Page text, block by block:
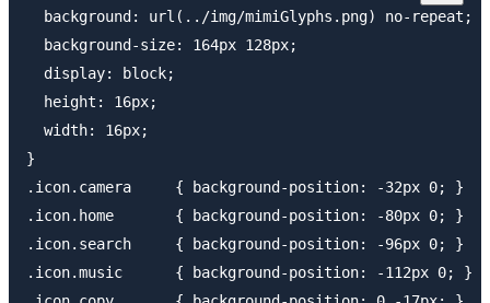
  background: url(../img/mimiGlyphs.png) no-repeat;
  background-size: 164px 128px;
  display: block;
  height: 16px;
  width: 16px;
}
.icon.camera     { background-position: -32px 0; }
.icon.home       { background-position: -80px 0; }
.icon.search     { background-position: -96px 0; }
.icon.music      { background-position: -112px 0; }